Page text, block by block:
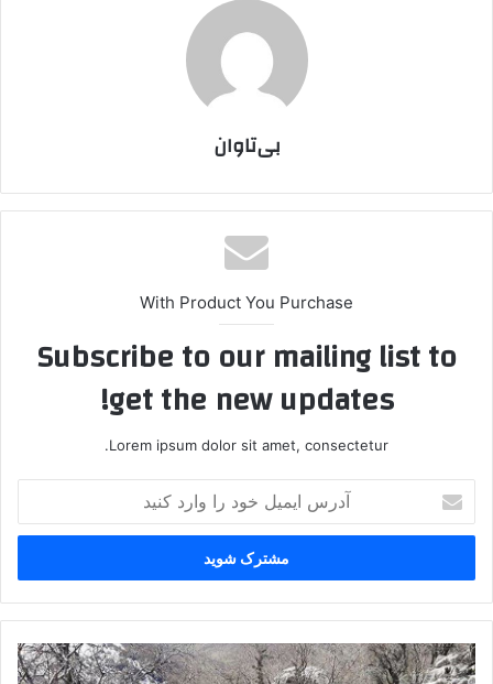
بی‌تاوان
With Product You Purchase
Subscribe to our mailing list to
get the new updates!
Lorem ipsum dolor sit amet, consectetur.
ر
ا
ی
ی
ل
ی
ک